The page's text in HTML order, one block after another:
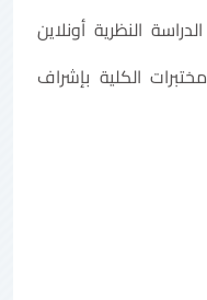
النظرية أونلاين
الكلية بإشراف